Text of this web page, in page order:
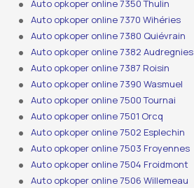
Auto opkoper online 7350 Thulin
Auto opkoper online 7370 Wihéries
Auto opkoper online 7380 Quiévrain
Auto opkoper online 7382 Audregnies
Auto opkoper online 7387 Roisin
Auto opkoper online 7390 Wasmuel
Auto opkoper online 7500 Tournai
Auto opkoper online 7501 Orcq
Auto opkoper online 7502 Esplechin
Auto opkoper online 7503 Froyennes
Auto opkoper online 7504 Froidmont
Auto opkoper online 7506 Willemeau